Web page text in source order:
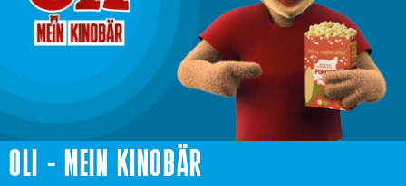
OLI - MEIN KINOBÄR